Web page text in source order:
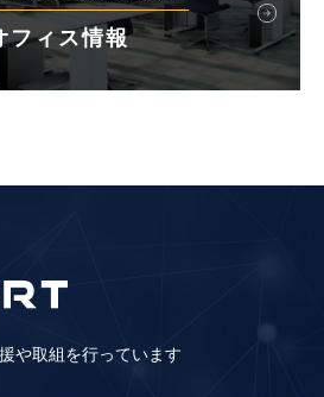
フィス情報
や取組を行っています